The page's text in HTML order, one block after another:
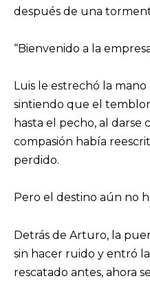
después de una
“Bienvenido a la
Luis le estrechó la
sintiendo que el
hasta el pecho, al
compasión había
perdido.
Pero el destino aún no
Detrás de Arturo, la
sin hacer ruido y entró
rescatado antes, ahora